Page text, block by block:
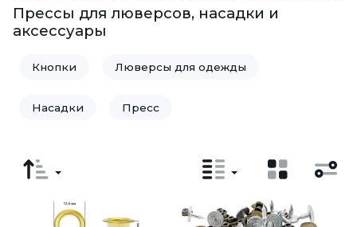
Прессы для люверсов, насадки и
аксессуары
Кнопки Люверсы для одежды
Насадки Пресс